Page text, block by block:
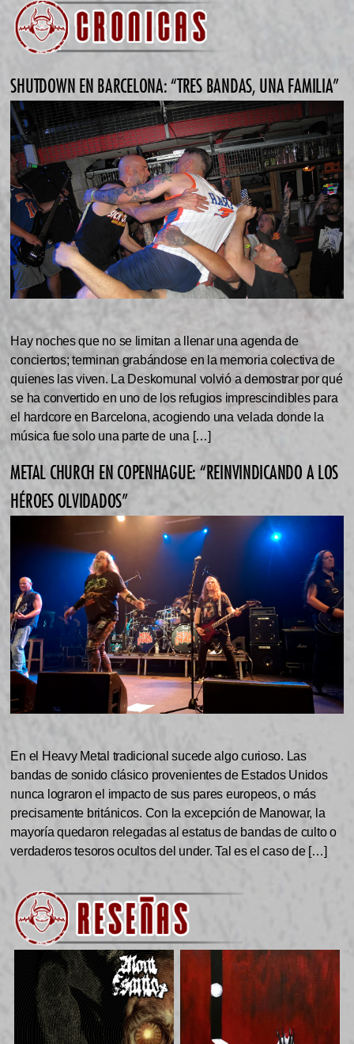
SHUTDOWN EN BARCELONA: “TRES BANDAS, UNA FAMILIA”
Hay noches que no se limitan a llenar una agenda de
conciertos; terminan grabándose en la memoria colectiva de
quienes las viven. La Deskomunal volvió a demostrar por qué
se ha convertido en uno de los refugios imprescindibles para
el hardcore en Barcelona, acogiendo una velada donde la
música fue solo una parte de una […]
METAL CHURCH EN COPENHAGUE: “REINVINDICANDO A LOS
HÉROES OLVIDADOS”
En el Heavy Metal tradicional sucede algo curioso. Las
bandas de sonido clásico provenientes de Estados Unidos
nunca lograron el impacto de sus pares europeos, o más
precisamente británicos. Con la excepción de Manowar, la
mayoría quedaron relegadas al estatus de bandas de culto o
verdaderos tesoros ocultos del under. Tal es el caso de […]